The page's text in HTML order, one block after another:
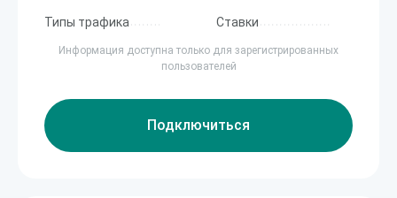
Типы трафика Ставки
Информация доступна только для зарегистрированных
пользователей
Подключиться